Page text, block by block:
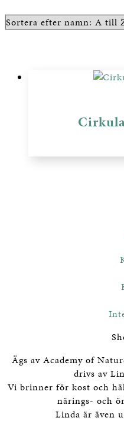
Ägs av Academy of
drivs av
Vi brinner för kost och
närings- och
Linda är även